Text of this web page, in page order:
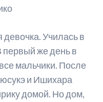
девочка. Училась в
первый же день в
мальчики. После
и Ишихара
домой. Но дом,